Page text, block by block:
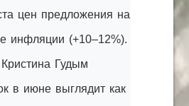
цен предложения на
инфляции (+10–12%).
Гудым
в июне выглядит как